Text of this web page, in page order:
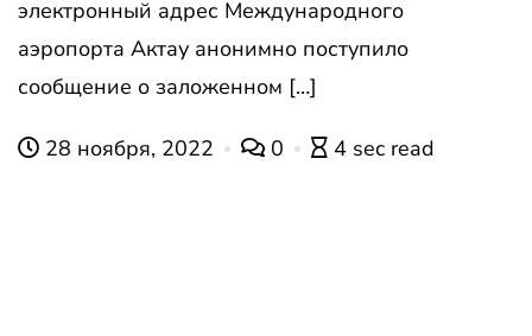
электронный адрес Международного
аэропорта Актау анонимно поступило
сообщение о заложенном […]
28 ноября, 2022 0 4 sec read